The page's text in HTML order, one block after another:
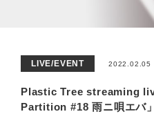
LIVE/EVENT 2022.02.05
Plastic Tree streaming
Partition #18 雨ニ唄エバ